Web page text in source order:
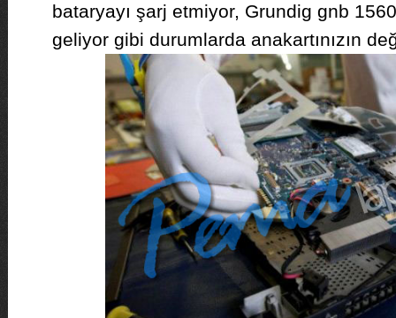
bataryayı şarj etmiyor, Grundig gnb
geliyor gibi durumlarda anakartınızın